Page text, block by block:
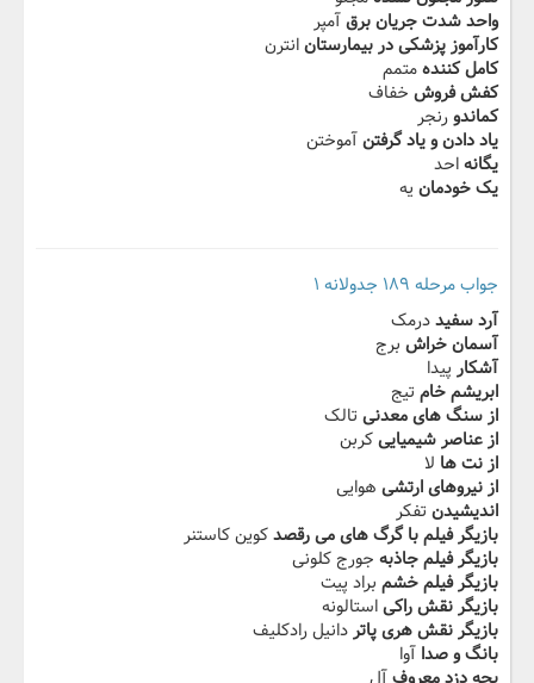
واحد شدت جریان برقآمپر
کارآموز پزشکی در بیمارستانانترن
کامل کنندهمتمم
کفش فروش خفاف
کماندورنجر
یاد دادن و یاد گرفتنآموختن
یگانهاحد
یک خودمان یه
جواب مرحله ۱۸۹ جدولانه ۱
آرد سفیددرمک
آسمان خراش برج
آشکار پیدا
ابریشم خام تیج
از سنگ های معدنی تالک
از عناصر شیمیاییکربن
از نت ها لا
از نیروهای ارتشی هوایی
اندیشیدن تفکر
بازیگر فیلم با گرگ های می رقصدکوین کاستنر
بازیگر فیلم جاذبه جورج کلونی
بازیگر فیلم خشم براد پیت
بازیگر نقش راکیاستالونه
بازیگر نقش هری پاتردانیل رادکلیف
بانگ و صدا آوا